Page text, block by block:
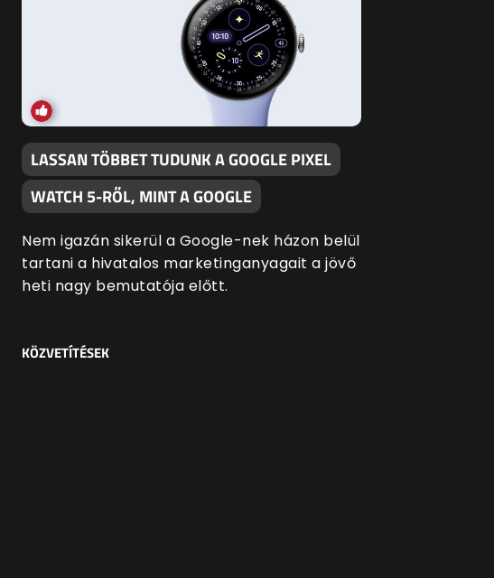
LASSAN TÖBBET TUDUNK A GOOGLE PIXEL
WATCH 5-RŐL, MINT A GOOGLE
Nem igazán sikerül a Google-nek házon belül
tartani a hivatalos marketinganyagait a jövő
heti nagy bemutatója előtt.
KÖZVETÍTÉSEK